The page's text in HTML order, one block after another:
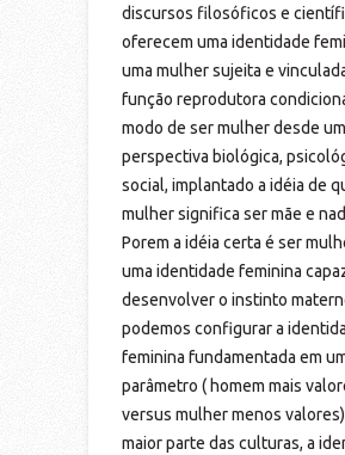
discursos filosóficos e
oferecem uma identidade
uma mulher sujeita e
função reprodutora
modo de ser mulher desde
perspectiva biológica,
social, implantado a idéia de
mulher significa ser mãe e
Porem a idéia certa é ser
uma identidade feminina
desenvolver o instinto
podemos configurar a
feminina fundamentada em
parâmetro ( homem mais
versus mulher menos
maior parte das culturas, a